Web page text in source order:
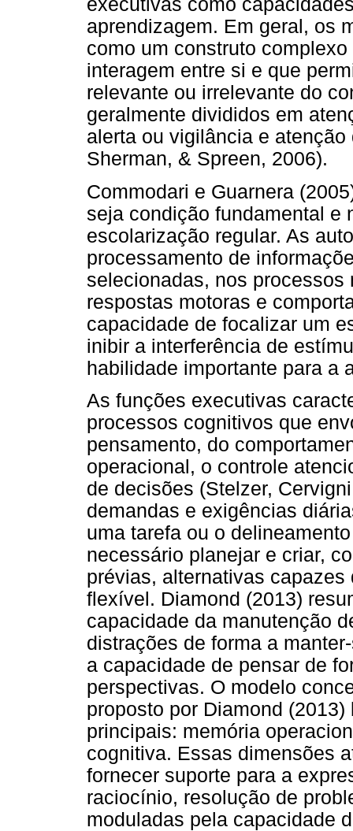
executivas como
aprendizagem. Em geral, os
como um construto
interagem entre si e que
relevante ou irrelevante do
geralmente divididos em
alerta ou vigilância e
Sherman, & Spreen, 2006).
Commodari e Guarnera
seja condição fundamental e
escolarização regular. As
processamento de
selecionadas, nos
respostas motoras e
capacidade de focalizar um
inibir a interferência de
habilidade importante para a
As funções executivas
processos cognitivos que
pensamento, do
operacional, o controle
de decisões (Stelzer,
demandas e exigências
uma tarefa ou o
necessário planejar e criar,
prévias, alternativas
flexível. Diamond (2013)
capacidade da manutenção
distrações de forma a
a capacidade de pensar de
perspectivas. O modelo
proposto por Diamond
principais: memória
cognitiva. Essas dimensões
fornecer suporte para a
raciocínio, resolução de
moduladas pela capacidade